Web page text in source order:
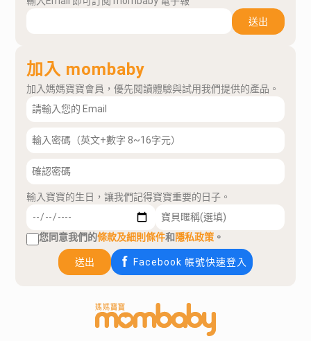
送出
加入 mombaby
加入媽媽寶寶會員，優先閱讀體驗與試用我們提供的產品。
輸入寶寶的生日，讓我們記得寶寶重要的日子。
您同意我們的條款及細則條件和隱私政策 。
送出 Facebook 帳號快速登入